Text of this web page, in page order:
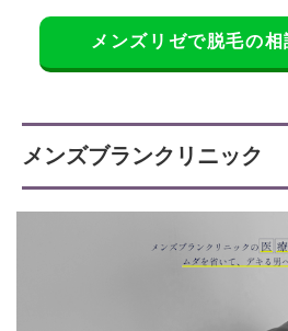
メンズリゼで脱毛の
メンズブランクリニック